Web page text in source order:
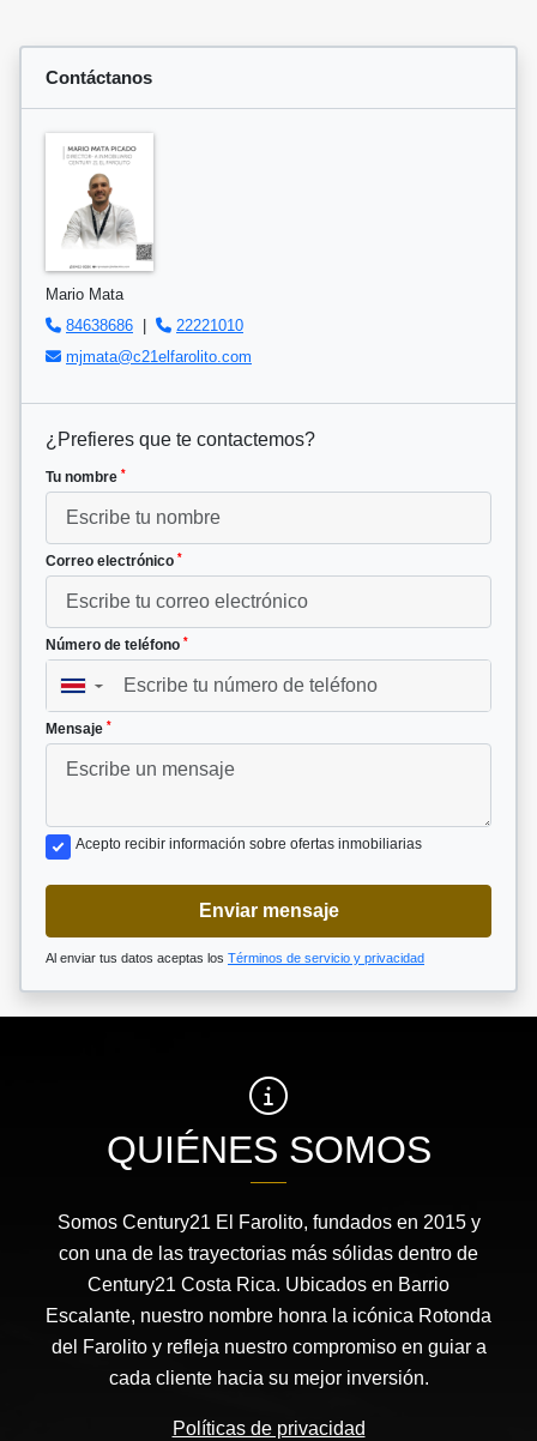
Contáctanos
Mario Mata
84638686
22221010
mjmata@c21elfarolito.com
¿Prefieres que te contactemos?
Tu nombre *
Correo electrónico *
Número de teléfono *
▼
Mensaje *
Acepto recibir información sobre ofertas inmobiliarias
Enviar mensaje
Al enviar tus datos aceptas los Términos de servicio y privacidad
QUIÉNES SOMOS
Somos Century21 El Farolito, fundados en 2015 y
con una de las trayectorias más sólidas dentro de
Century21 Costa Rica. Ubicados en Barrio
Escalante, nuestro nombre honra la icónica Rotonda
del Farolito y refleja nuestro compromiso en guiar a
cada cliente hacia su mejor inversión.
Políticas de privacidad